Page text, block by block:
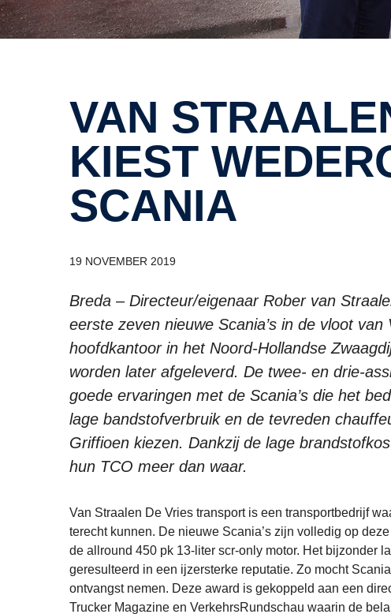
VAN STRAALEN DE VRIES
KIEST
SCANIA
19 NOVEMBER 2019
Breda – Directeur/eigenaar Rober van
eerste zeven nieuwe Scania’s in de vloot
hoofdkantoor in het Noord-Hollandse
worden later afgeleverd. De twee- en drie-
goede ervaringen met de Scania’s die het
lage bandstofverbruik en de tevreden
Griffioen kiezen. Dankzij de lage
hun TCO meer dan waar.
Van Straalen De Vries transport is een transportbedrijf
terecht kunnen. De nieuwe Scania’s zijn volledig op
de allround 450 pk 13-liter scr-only motor. Het bijzonder
geresulteerd in een ijzersterke reputatie. Zo mocht
ontvangst nemen. Deze award is gekoppeld aan een
Trucker Magazine en VerkehrsRundschau waarin de